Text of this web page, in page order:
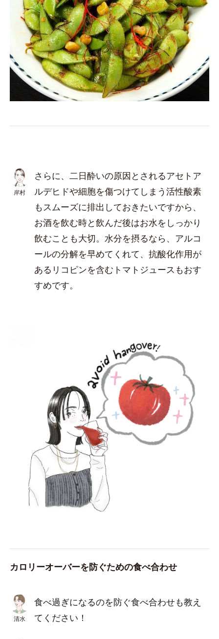
岸村
さらに、二日酔いの原因とされるアセトア
ルデヒドや細胞を傷つけてしまう活性酸素
もスムーズに排出しておきたいですから、
お酒を飲む時と飲んだ後はお水をしっかり
飲むことも大切。水分を摂るなら、アルコ
ールの分解を早めてくれて、抗酸化作用が
あるリコピンを含むトマトジュースもおす
すめです。
カロリーオーバーを防ぐための食べ合わせ
清水
食べ過ぎになるのを防ぐ食べ合わせも教え
てください！